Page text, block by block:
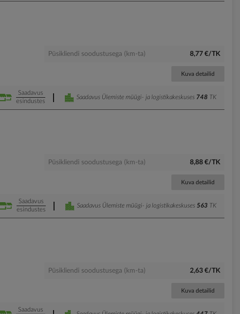
Püsikliendi soodustusega (km-ta) 8,77 €/TK
Kuva detailid
Saadavus
esindustes
Saadavus Ülemiste müügi- ja logistikakeskuses 748 TK
Püsikliendi soodustusega (km-ta) 8,88 €/TK
Kuva detailid
Saadavus
esindustes
Saadavus Ülemiste müügi- ja logistikakeskuses 563 TK
Püsikliendi soodustusega (km-ta) 2,63 €/TK
Kuva detailid
Saadavus